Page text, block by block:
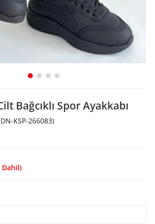
Bağcıklı Spor Ayakkabı
KSP-266083)
Dahil)